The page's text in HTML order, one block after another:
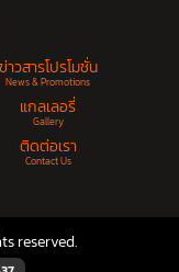
ข่าวสารโปรโมชั่น
News & Promotions
แกลเลอรี่
Gallery
ติดต่อเรา
Contact Us
reserved.